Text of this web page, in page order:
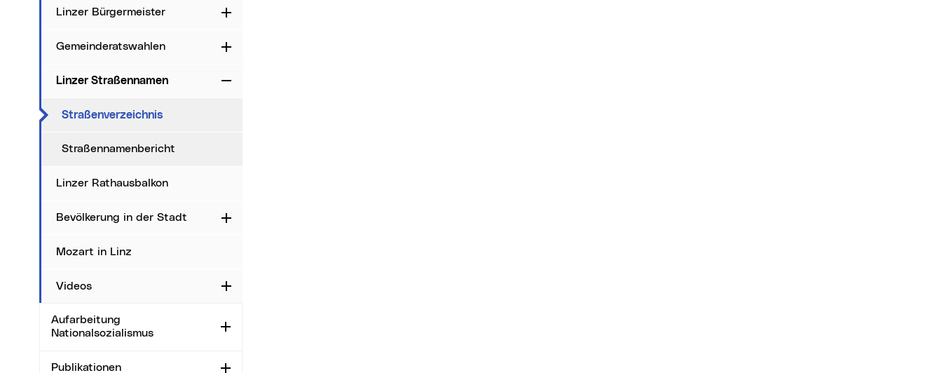
Linzer Bürgermeister Aufklappen
Gemeinderatswahlen Aufklappen
Linzer Straßennamen Zuklappen
Straßenverzeichnis(aktueller Menüpunkt)
Straßennamenbericht
Linzer Rathausbalkon
Bevölkerung in der Stadt Aufklappen
Mozart in Linz
Videos Aufklappen
Aufarbeitung
Nationalsozialismus
Aufklappen
Publikationen Aufklappen